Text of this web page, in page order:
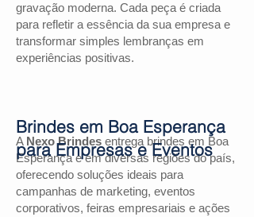
gravação moderna. Cada peça é criada
para refletir a essência da sua empresa e
transformar simples lembranças em
experiências positivas.
A Nexo Brindes entrega brindes em Boa
Esperança e em diversas regiões do país,
oferecendo soluções ideais para
campanhas de marketing, eventos
corporativos, feiras empresariais e ações
Brindes em Boa Esperança
para Empresas e Eventos